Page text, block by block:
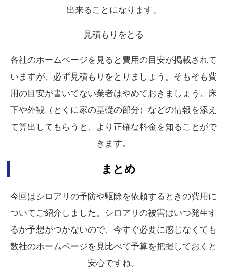
出来ることになります。
見積もりをとる
各社のホームページを見ると費用の目安が掲載されて
いますが、必ず見積もりをとりましょう。そもそも費
用の目安が書いてない業者はやめておきましょう。床
下や外観（とくに家の基礎の部分）などの情報を添え
て算出してもらうと、より正確な料金を知ることがで
きます。
まとめ
今回はシロアリの予防や駆除を依頼するときの費用に
ついてご紹介しました。シロアリの被害はいつ発生す
るか予想がつかないので、今すぐ必要に感じなくても
数社のホームページを見比べて予算を把握しておくと
安心ですね。